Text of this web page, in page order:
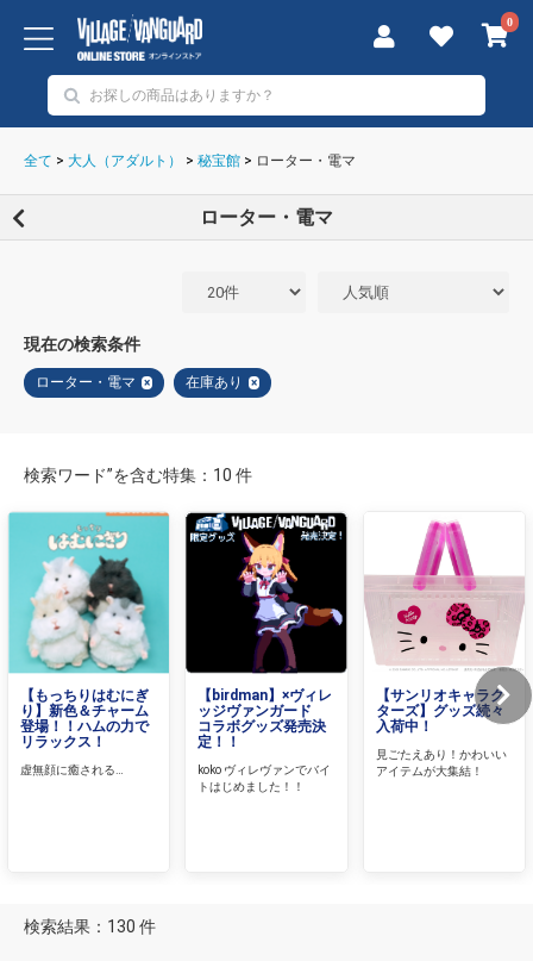
0
全て > 大人（アダルト） > 秘宝館 > ローター・電マ
ローター・電マ
現在の検索条件
ローター・電マ × 在庫あり ×
検索ワード”を含む特集：10 件
【もっちりはむにぎ
り】新色＆チャーム
登場！！ハムの力で
リラックス！
虚無顔に癒される…
【birdman】×ヴィレ
ッジヴァンガード
コラボグッズ発売決
定！！
koko ヴィレヴァンでバイ
トはじめました！！
【サンリオキャラク
ターズ】グッズ続々
入荷中！
見ごたえあり！かわいい
アイテムが大集結！
検索結果：130 件